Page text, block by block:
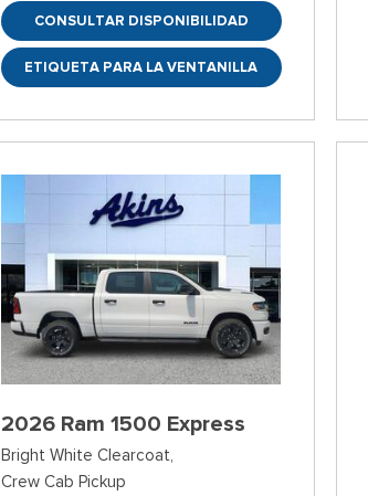
CONSULTAR DISPONIBILIDAD
ETIQUETA PARA LA VENTANILLA
2026 Ram 1500 Express
Bright White Clearcoat,
Crew Cab Pickup